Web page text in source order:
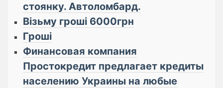
стоянку. Автоломбард.
Візьму гроші 6000грн
Гроші
Финансовая компания
Простокредит предлагает кредиты
населению Украины на любые